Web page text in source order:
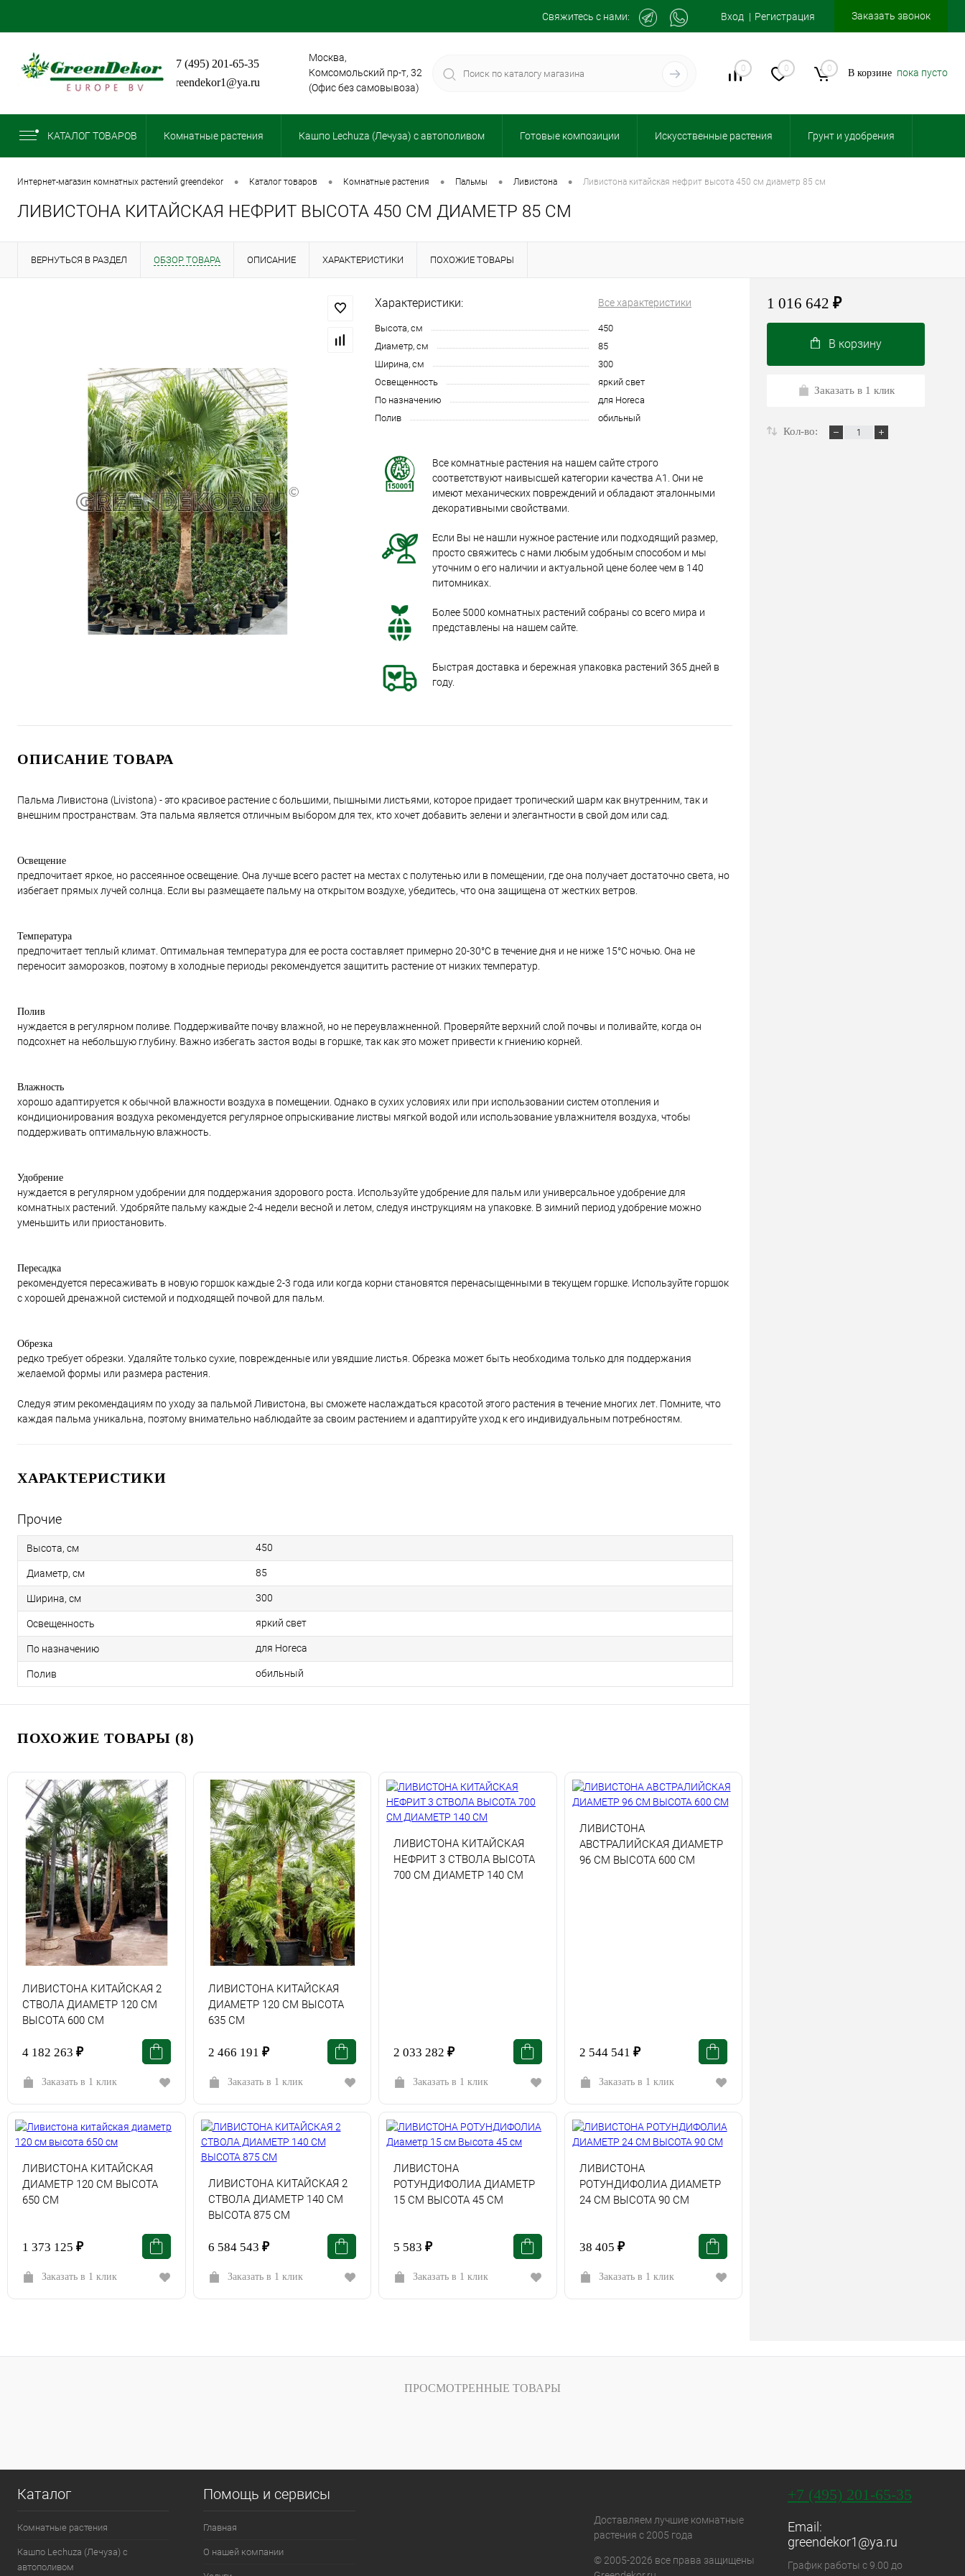
Свяжитесь с нами: Вход Регистрация Заказать звонок
+7 (495) 201-65-35
greendekor1@ya.ru
Москва,
Комсомольский пр-т, 32
(Офис без самовывоза)
0 0 0 В корзине пока пусто
КАТАЛОГ ТОВАРОВ Комнатные растения Кашпо Lechuza (Лечуза) с автополивом Готовые композиции Искусственные растения Грунт и удобрения
интернет-магазин комнатных растений greendekor • каталог товаров • комнатные растения • пальмы • ливистона • ливистона китайская нефрит высота 450 см диаметр 85 см
ЛИВИСТОНА КИТАЙСКАЯ НЕФРИТ ВЫСОТА 450 СМ ДИАМЕТР 85 СМ
ВЕРНУТЬСЯ В РАЗДЕЛ ОБЗОР ТОВАРА ОПИСАНИЕ ХАРАКТЕРИСТИКИ ПОХОЖИЕ ТОВАРЫ
Характеристики: Все характеристики
Высота, см
450
Диаметр, см
85
Ширина, см
300
Освещенность
яркий свет
По назначению
для Horeca
Полив
обильный
Все комнатные растения на нашем сайте строго
соответствуют наивысшей категории качества А1. Они не
имеют механических повреждений и обладают эталонными
декоративными свойствами.
Если Вы не нашли нужное растение или подходящий размер,
просто свяжитесь с нами любым удобным способом и мы
уточним о его наличии и актуальной цене более чем в 140
питомниках.
Более 5000 комнатных растений собраны со всего мира и
представлены на нашем сайте.
Быстрая доставка и бережная упаковка растений 365 дней в
году.
ОПИСАНИЕ ТОВАРА
Пальма Ливистона (Livistona) - это красивое растение с большими, пышными листьями, которое придает тропический шарм как внутренним, так и
внешним пространствам. Эта пальма является отличным выбором для тех, кто хочет добавить зелени и элегантности в свой дом или сад.
Освещение
предпочитает яркое, но рассеянное освещение. Она лучше всего растет на местах с полутенью или в помещении, где она получает достаточно света, но
избегает прямых лучей солнца. Если вы размещаете пальму на открытом воздухе, убедитесь, что она защищена от жестких ветров.
Температура
предпочитает теплый климат. Оптимальная температура для ее роста составляет примерно 20-30°C в течение дня и не ниже 15°C ночью. Она не
переносит заморозков, поэтому в холодные периоды рекомендуется защитить растение от низких температур.
Полив
нуждается в регулярном поливе. Поддерживайте почву влажной, но не переувлажненной. Проверяйте верхний слой почвы и поливайте, когда он
подсохнет на небольшую глубину. Важно избегать застоя воды в горшке, так как это может привести к гниению корней.
Влажность
хорошо адаптируется к обычной влажности воздуха в помещении. Однако в сухих условиях или при использовании систем отопления и
кондиционирования воздуха рекомендуется регулярное опрыскивание листвы мягкой водой или использование увлажнителя воздуха, чтобы
поддерживать оптимальную влажность.
Удобрение
нуждается в регулярном удобрении для поддержания здорового роста. Используйте удобрение для пальм или универсальное удобрение для
комнатных растений. Удобряйте пальму каждые 2-4 недели весной и летом, следуя инструкциям на упаковке. В зимний период удобрение можно
уменьшить или приостановить.
Пересадка
рекомендуется пересаживать в новую горшок каждые 2-3 года или когда корни становятся перенасыщенными в текущем горшке. Используйте горшок
с хорошей дренажной системой и подходящей почвой для пальм.
Обрезка
редко требует обрезки. Удаляйте только сухие, поврежденные или увядшие листья. Обрезка может быть необходима только для поддержания
желаемой формы или размера растения.
Следуя этим рекомендациям по уходу за пальмой Ливистона, вы сможете наслаждаться красотой этого растения в течение многих лет. Помните, что
каждая пальма уникальна, поэтому внимательно наблюдайте за своим растением и адаптируйте уход к его индивидуальным потребностям.
ХАРАКТЕРИСТИКИ
Прочие
Высота, см 450
Диаметр, см 85
Ширина, см 300
Освещенность яркий свет
По назначению для Horeca
Полив обильный
ПОХОЖИЕ ТОВАРЫ (8)
ЛИВИСТОНА КИТАЙСКАЯ 2
СТВОЛА ДИАМЕТР 120 СМ
ВЫСОТА 600 СМ
4 182 263 ₽
Заказать в 1 клик
ЛИВИСТОНА КИТАЙСКАЯ
ДИАМЕТР 120 СМ ВЫСОТА
635 СМ
2 466 191 ₽
Заказать в 1 клик
ЛИВИСТОНА КИТАЙСКАЯ
НЕФРИТ 3 СТВОЛА ВЫСОТА
700 СМ ДИАМЕТР 140 СМ
2 033 282 ₽
Заказать в 1 клик
ЛИВИСТОНА
АВСТРАЛИЙСКАЯ ДИАМЕТР
96 СМ ВЫСОТА 600 СМ
2 544 541 ₽
Заказать в 1 клик
ЛИВИСТОНА КИТАЙСКАЯ
ДИАМЕТР 120 СМ ВЫСОТА
650 СМ
1 373 125 ₽
Заказать в 1 клик
ЛИВИСТОНА КИТАЙСКАЯ 2
СТВОЛА ДИАМЕТР 140 СМ
ВЫСОТА 875 СМ
6 584 543 ₽
Заказать в 1 клик
ЛИВИСТОНА
РОТУНДИФОЛИА ДИАМЕТР
15 СМ ВЫСОТА 45 СМ
5 583 ₽
Заказать в 1 клик
ЛИВИСТОНА
РОТУНДИФОЛИА ДИАМЕТР
24 СМ ВЫСОТА 90 СМ
38 405 ₽
Заказать в 1 клик
1 016 642 ₽
В корзину
Заказать в 1 клик
Кол-во:
ПРОСМОТРЕННЫЕ ТОВАРЫ
Каталог
Комнатные растения
Кашпо Lechuza (Лечуза) с
автополивом
Помощь и сервисы
Главная
О нашей компании
Доставляем лучшие комнатные
растения с 2005 года
© 2005-2026 все права защищены
+7 (495) 201-65-35
Email:
greendekor1@ya.ru
График работы с 9.00 до